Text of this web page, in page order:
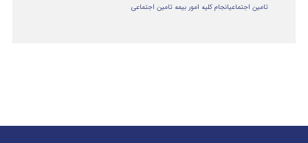
تامین اجتماعیانجام کلیه امور بیمه تامین اجتماعی